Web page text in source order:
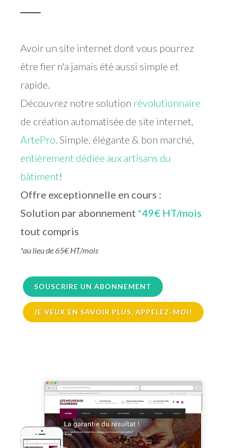
Avoir un site internet dont vous pourrez
être fier n'a jamais été aussi simple et
rapide.
Découvrez notre solution révolutionnaire
de création automatisée de site internet,
ArtePro. Simple, élégante & bon marché,
entièrement dédiée aux artisans du
bâtiment!
Offre exceptionnelle en cours :
Solution par abonnement *49€ HT/mois
tout compris
*au lieu de 65€ HT/mois
SOUSCRIRE UN ABONNEMENT
JE VEUX EN SAVOIR PLUS, APPELEZ-MOI!